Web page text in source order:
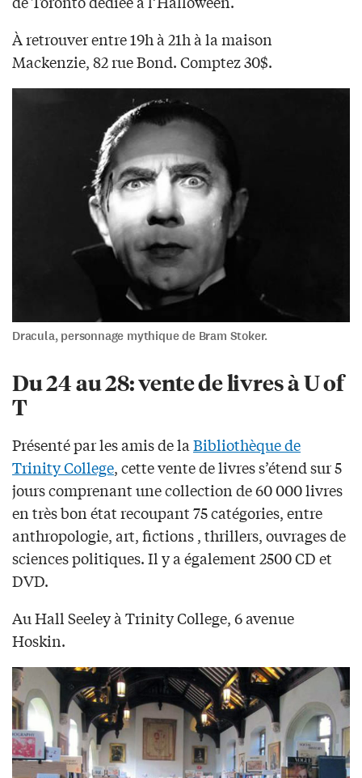
À retrouver entre 19h à 21h à la maison
Mackenzie, 82 rue Bond. Comptez 30$.
Dracula, personnage mythique de Bram Stoker.
Du 24 au 28: vente de livres à U of
T
Présenté par les amis de la Bibliothèque de
Trinity College, cette vente de livres s’étend sur 5
jours comprenant une collection de 60 000 livres
en très bon état recoupant 75 catégories, entre
anthropologie, art, fictions , thrillers, ouvrages de
sciences politiques. Il y a également 2500 CD et
DVD.
Au Hall Seeley à Trinity College, 6 avenue
Hoskin.